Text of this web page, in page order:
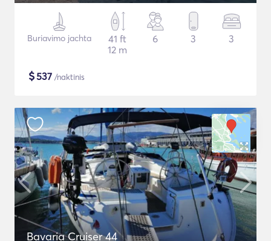
Buriavimo jachta
41 ft
12 m
6 3 3
$537 /naktinis
Bavaria Cruiser 44